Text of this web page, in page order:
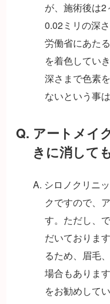
が、施術後は
0.02ミリの深
労働省にあた
を着色してい
深さまで色素
ないという事
Q. アートメイ
きに消して
A. シロノクリニ
クですので、
す。ただし、
だいておりま
るため、眉毛
場合もありま
をお勧めして